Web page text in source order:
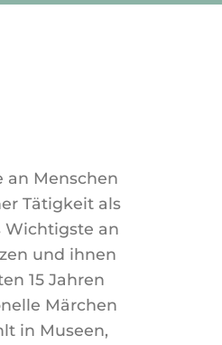
an Menschen
Tätigkeit als
Wichtigste an
und ihnen
15 Jahren
Märchen
in Museen,